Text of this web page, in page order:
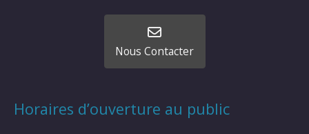
Nous Contacter
Horaires d’ouverture au public